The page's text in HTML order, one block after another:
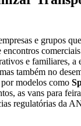
e grupos
e familiares,
também no
modelos como
as vans para
regulatórias da